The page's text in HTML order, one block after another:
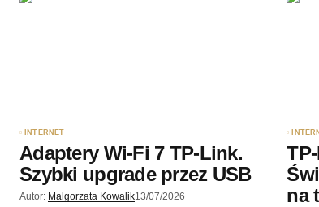
INTERNET
Adaptery Wi-Fi 7 TP-Link.
Szybki upgrade przez USB
Autor: Malgorzata Kowalik13/07/2026
na